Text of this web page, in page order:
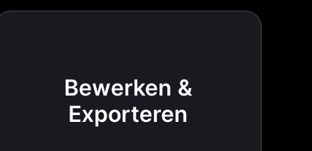
Bewerken &
Exporteren